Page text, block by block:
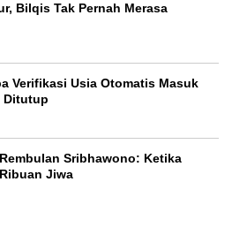
Bilqis Tak Pernah Merasa
Verifikasi Usia Otomatis Masuk
Ditutup
Sribhawono: Ketika
Jiwa